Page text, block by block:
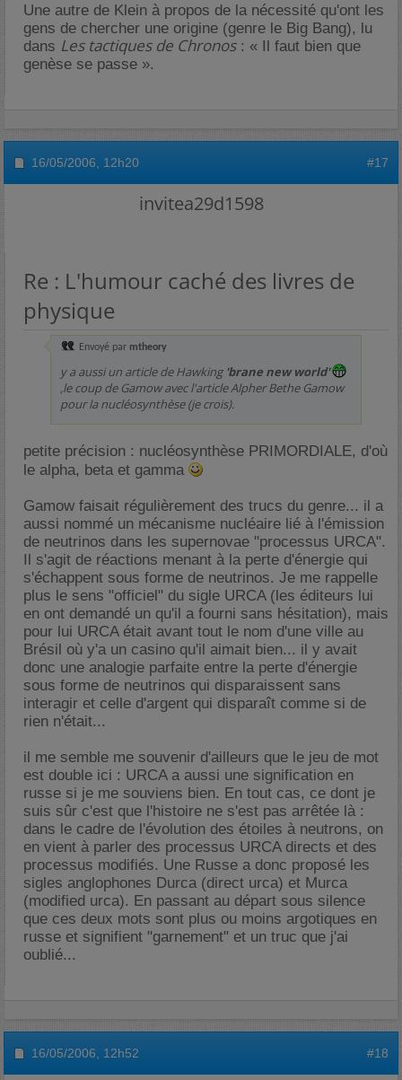
Une autre de Klein à propos de la nécessité qu'ont les
gens de chercher une origine (genre le Big Bang), lu
dans Les tactiques de Chronos: « Il faut bien que
genèse se passe ».
16/05/2006, 12h20 #17
invitea29d1598
Re : L'humour caché des livres de
physique
Envoyé par mtheory
y a aussi un article de Hawking 'brane new world'
,le coup de Gamow avec l'article Alpher Bethe Gamow
pour la nucléosynthèse (je crois).
petite précision : nucléosynthèse PRIMORDIALE, d'où
le alpha, beta et gamma
Gamow faisait régulièrement des trucs du genre... il a
aussi nommé un mécanisme nucléaire lié à l'émission
de neutrinos dans les supernovae "processus URCA".
Il s'agit de réactions menant à la perte d'énergie qui
s'échappent sous forme de neutrinos. Je me rappelle
plus le sens "officiel" du sigle URCA (les éditeurs lui
en ont demandé un qu'il a fourni sans hésitation), mais
pour lui URCA était avant tout le nom d'une ville au
Brésil où y'a un casino qu'il aimait bien... il y avait
donc une analogie parfaite entre la perte d'énergie
sous forme de neutrinos qui disparaissent sans
interagir et celle d'argent qui disparaît comme si de
rien n'était...
il me semble me souvenir d'ailleurs que le jeu de mot
est double ici : URCA a aussi une signification en
russe si je me souviens bien. En tout cas, ce dont je
suis sûr c'est que l'histoire ne s'est pas arrêtée là :
dans le cadre de l'évolution des étoiles à neutrons, on
en vient à parler des processus URCA directs et des
processus modifiés. Une Russe a donc proposé les
sigles anglophones Durca (direct urca) et Murca
(modified urca). En passant au départ sous silence
que ces deux mots sont plus ou moins argotiques en
russe et signifient "garnement" et un truc que j'ai
oublié...
16/05/2006, 12h52 #18